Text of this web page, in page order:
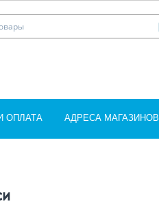
ОПЛАТА АДРЕСА МАГАЗИНОВ